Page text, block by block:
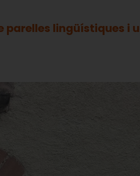
lingüístiques i